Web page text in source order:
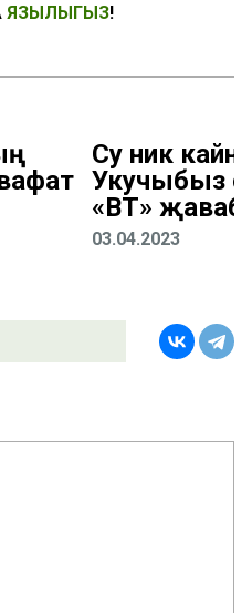
ЯЗЫЛЫГЫЗ!
Су ник
Укучыбыз
«ВТ»
03.04.2023